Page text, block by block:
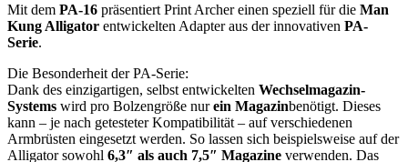
Mit dem PA-16 präsentiert Print Archer einen speziell für die Man
Kung Alligator entwickelten Adapter aus der innovativen PA-
Serie.
Die Besonderheit der PA-Serie:
Dank des einzigartigen, selbst entwickelten Wechselmagazin-
Systems wird pro Bolzengröße nurein Magazinbenötigt. Dieses
kann – je nach getesteter Kompatibilität – auf verschiedenen
Armbrüsten eingesetzt werden. So lassen sich beispielsweise auf der
Alligator sowohl 6,3″ als auch 7,5″ Magazine verwenden. Das